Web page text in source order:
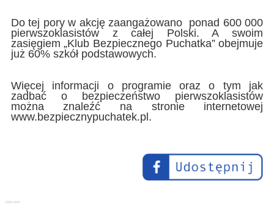
Do tej pory w akcję zaangażowano ponad 600 000
pierwszoklasistów z całej Polski. A swoim
zasięgiem „Klub Bezpiecznego Puchatka” obejmuje
już 60% szkół podstawowych.
Więcej informacji o programie oraz o tym jak
zadbać o bezpieczeństwo pierwszoklasistów
można znaleźć na stronie internetowej
www.bezpiecznypuchatek.pl.